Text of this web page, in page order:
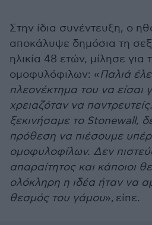
Στην ίδια συνέντευξη, ο
αποκάλυψε δημόσια τη
ηλικία 48 ετών, μίλησε για
ομοφυλόφιλων: «Παλιά
πλεονέκτημα του να είσαι
χρειαζόταν να
ξεκινήσαμε το Stonewall,
πρόθεση να πιέσουμε
ομοφυλοφίλων. Δεν
απαραίτητος και κάποιοι
ολόκληρη η ιδέα ήταν να
θεσμός του γάμου», είπε.